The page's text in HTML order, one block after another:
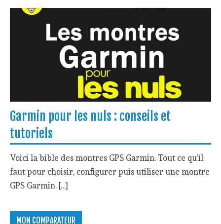
Garmin pour les nuls : conseils et
tutoriels
Voici la bible des montres GPS Garmin. Tout ce qu’il
faut pour choisir, configurer puis utiliser une montre
GPS Garmin. […]
MON COMPARATEUR